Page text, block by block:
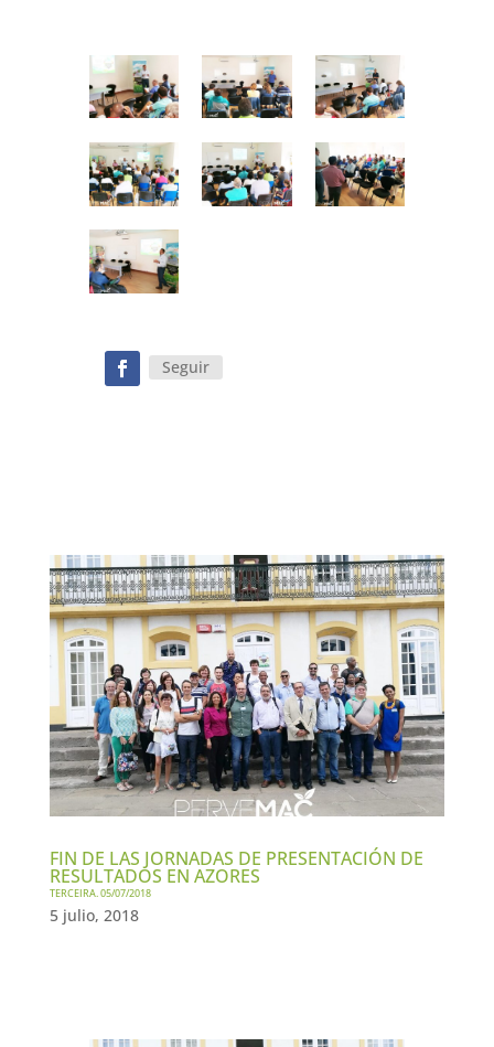
Seguir
FIN DE LAS JORNADAS DE PRESENTACIÓN DE
RESULTADOS EN AZORES
TERCEIRA. 05/07/2018
5 julio, 2018